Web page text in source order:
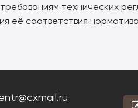
технических
её соответствия